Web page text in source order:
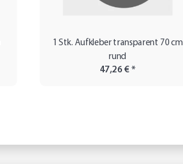
1 Stk. Aufkleber transparent 70 cm
rund
47,26 € *